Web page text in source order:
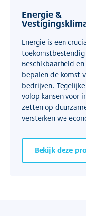
Energie &
Energie is een
Beschikbaarheid
bepalen de komst
bedrijven.
volop kansen voor
zetten op
versterken we
Bekijk deze